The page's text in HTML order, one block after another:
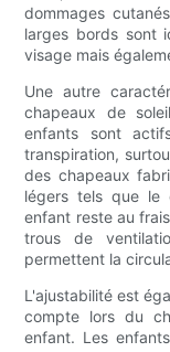
dommages
larges bords sont
visage mais
Une autre
chapeaux de
enfants sont
transpiration,
des chapeaux
légers tels que le
enfant reste au
trous de
permettent la
L'ajustabilité est
compte lors du
enfant. Les